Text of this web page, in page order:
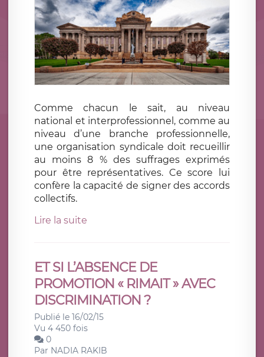
Comme chacun le sait, au niveau
national et interprofessionnel, comme au
niveau d’une branche professionnelle,
une organisation syndicale doit recueillir
au moins 8 % des suffrages exprimés
pour être représentatives. Ce score lui
confère la capacité de signer des accords
collectifs.
Lire la suite
ET SI L’ABSENCE DE
PROMOTION « RIMAIT » AVEC
DISCRIMINATION ?
Publié le 16/02/15
Vu 4 450 fois
0
Par NADIA RAKIB